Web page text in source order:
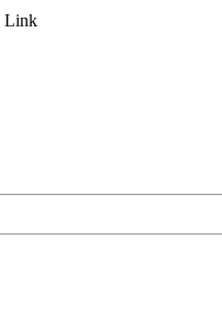
Link